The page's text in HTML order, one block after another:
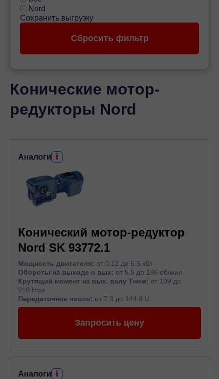
Nord
Конические мотор-
редукторы Nord
Аналоги i
Конический мотор-редуктор
Nord SK 93772.1
Мощность двигателя: от 0.12 до 5.5 кВт
Обороты на выходе n вых: от 5.5 до 196 об/мин
Крутящий момент на вых. валу Тном: от 109 до
910 Нхм
Передаточное число: от 7.3 до 144.8 U
Запросить цену
Аналоги i